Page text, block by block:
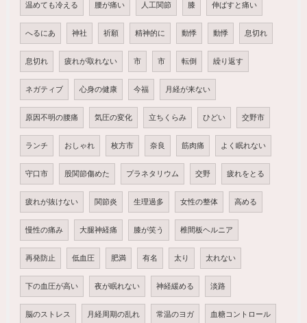
温めても冷える 腰が痛い 人工関節 膝 伸ばすと痛い
へるにあ 神社 祈願 精神的に 動悸 動悸 息切れ
息切れ 疲れが取れない 市 市 転倒 繰り返す
ネガティブ 心身の健康 今福 月経が来ない
原因不明の腰痛 気圧の変化 立ちくらみ ひどい 交野市
ランチ おしゃれ 枚方市 奈良 筋肉痛 よく眠れない
守口市 股関節傷めた プラネタリウム 交野 疲れをとる
疲れが抜けない 関節炎 生理過多 女性の整体 高める
慢性の痛み 大腿神経痛 膝が笑う 椎間板ヘルニア
再発防止 低血圧 肥満 有名 太り 太れない
下の血圧が高い 夜が眠れない 神経緩める 淡路
脳のストレス 月経周期の乱れ 常温のヨガ 血糖コントロール